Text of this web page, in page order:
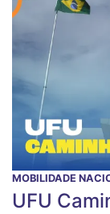
MOBILIDADE
UFU